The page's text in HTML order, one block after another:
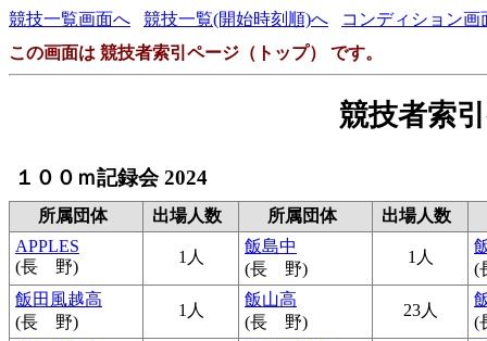
競技一覧画面へ 競技一覧(開始時刻順)へ
コンディション画
この画面は 競技者索引ページ（トップ） です。
競技者索
１００ｍ記録会 2024
所属団体 出場人数 所属団体
出場人数
APPLES
(長 野)
1人
飯島中
(長 野)
1人
(
飯田風越高
(長 野)
1人
飯山高
(長 野)
23人
(